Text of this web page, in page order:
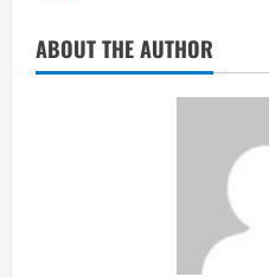
ABOUT THE AUTHOR